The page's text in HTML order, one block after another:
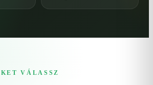
VÁLASSZ